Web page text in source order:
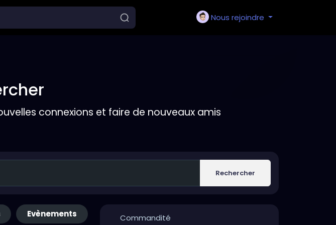
Nous rejoindre
connexions et faire de nouveaux amis
Rechercher
Evènements Commandité